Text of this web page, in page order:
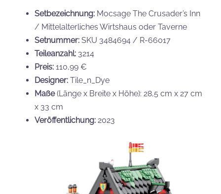
Setbezeichnung: Mocsage The Crusader’s Inn
/ Mittelalterliches Wirtshaus oder Taverne
Setnummer: SKU 3484694 / R-66017
Teileanzahl: 3214
Preis: 110,99 €
Designer: Tile_n_Dye
Maße(Länge x Breite x Höhe): 28,5 cm x 27 cm
x 33 cm
Veröffentlichung: 2023